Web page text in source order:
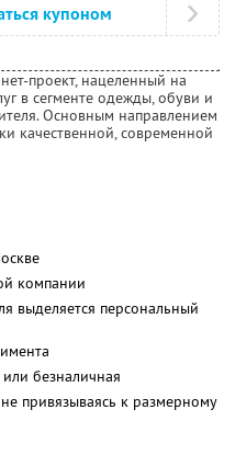
купоном
проект, нацеленный на
в сегменте одежды, обуви и
Основным направлением
качественной, современной
компании
выделяется персональный
безналичная
привязываясь к размерному